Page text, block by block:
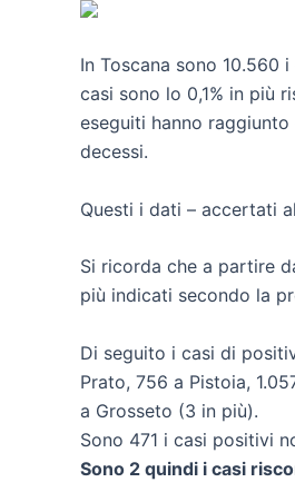
In Toscana sono 10.560
casi sono lo 0,1% in più
eseguiti hanno
decessi.
Questi i dati – accertati
Si ricorda che a partire
più indicati secondo la
Di seguito i casi di
Prato, 756 a Pistoia,
a Grosseto (3 in più).
Sono 471 i casi positivi
Sono 2 quindi i casi